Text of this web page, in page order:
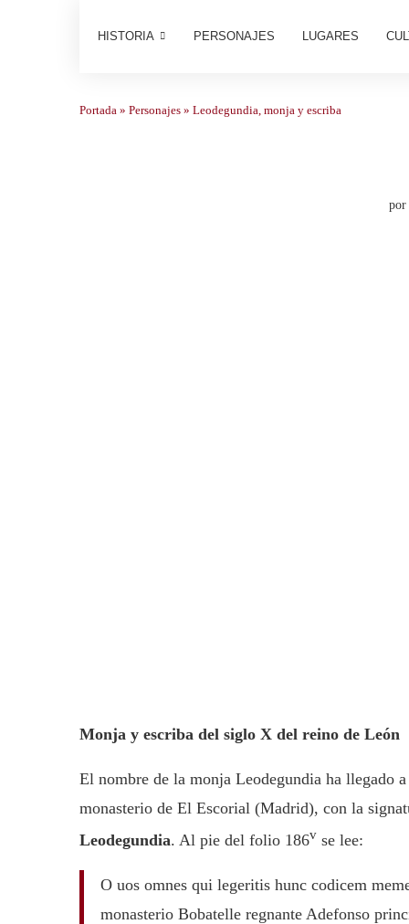
HISTORIA PERSONAJES LUGARES
Portada » Personajes » Leodegundia, monja y escriba
por
Monja y escriba del siglo X del reino de León
El nombre de la monja Leodegundia ha llegado
monasterio de El Escorial (Madrid), con la
Leodegundia. Al pie del folio 186v se lee:
O uos omnes qui legeritis hunc codicem
monasterio Bobatelle regnante Adefonso